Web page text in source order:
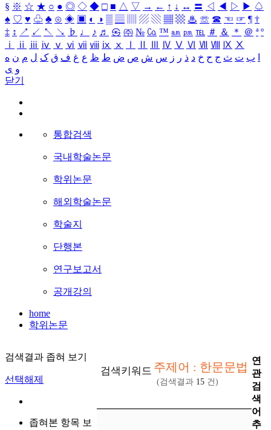
§ ※ ☆ ★ ○ ● ◎ ◇ ◆ □ ■ △ ▽ → ← ↑ ↓ ↔ 〓 ◁ ◀ ▷ ▶ ♤
♠ ♡ ♥ ♧ ♣ ⊙ ◈ ▣ ◐ ◑ ▒ ▤ ▨ ▧ ▦ ▩ ♨ ☏ ☎ ☜ ☞ ¶ †
‡ ↕ ↗ ↙ ↖ ↘ ♭ ♩ ♪ ♬ ㉿ ㈜ № ㏇ ™ ㏂ ㏘ ℡ ＃ ＆ ＊ ＠ ª º
ⅰ
ⅱ ⅲ ⅳ ⅴ ⅵ ⅶ ⅷ ⅸ ⅹ Ⅳ Ⅴ Ⅵ Ⅶ Ⅷ Ⅸ Ⅹ
ب ت ث ج ح خ د ذ ر ز س ش ص ض ط ظ ع غ ف ق ک ل م ن ه
و ی
닫기
통합검색
국내학술논문
학위논문
해외학술논문
학술지
단행본
연구보고서
공개강의
home
학위논문
검색결과 좁혀 보기
선택해제
좁혀본 항목 보
검색키워드 주제어 : 한문문법
(검색결과 15 건)
연
관
검
색
어
추